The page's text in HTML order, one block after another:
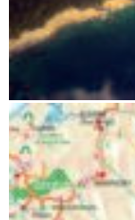
Maroantsetra Masoala